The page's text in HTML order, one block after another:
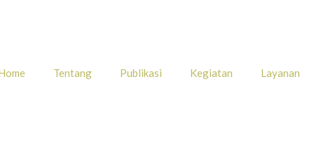
Tentang Publikasi Kegiatan Layanan